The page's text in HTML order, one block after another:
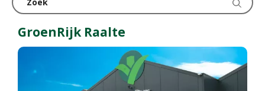
Vestigingen
GroenRijk Raalte